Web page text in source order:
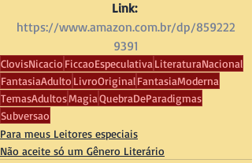
Link:
https://www.amazon.com.br/dp/859222
9391
ClovisNicacio FiccaoEspeculativa LiteraturaNacional
FantasiaAdulto LivroOriginalFantasiaModerna
TemasAdultosMagiaQuebraDeParadigmas
Subversao
Para meus Leitores especiais
Não aceite só um Gênero Literário